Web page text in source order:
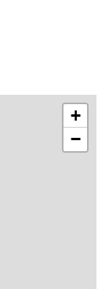
+
−